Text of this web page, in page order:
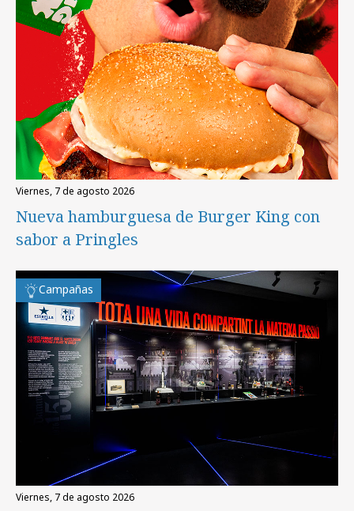
viernes, 7 de agosto 2026
Nueva hamburguesa de Burger King con
sabor a Pringles
Campañas
viernes, 7 de agosto 2026